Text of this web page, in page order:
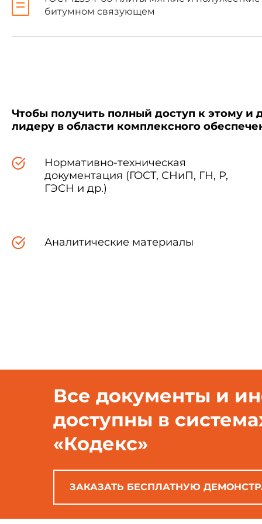
250 1000
1.3. Условное
Пример условного
2.1. Плиты должны
утвержденному в
2.2. Для изготовления
битумном связующем
Чтобы получить полный доступ к этому и
лидеру в области комплексного
Нормативно-техническая
документация (ГОСТ, СНиП, ГН, Р,
ГЭСН и др.)
Аналитические материалы
Все документы и
доступны в
«Кодекс»
ЗАКАЗАТЬ БЕСПЛАТНУЮ